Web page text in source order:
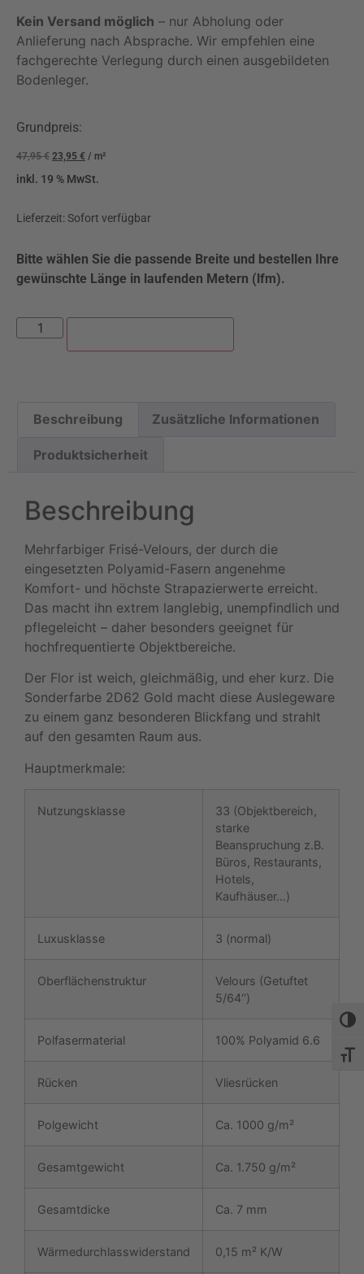
Kein Versand möglich – nur Abholung oder
Anlieferung nach Absprache. Wir empfehlen eine
fachgerechte Verlegung durch einen ausgebildeten
Bodenleger.
Grundpreis:
47,95€ 23,95 € / m²
inkl. 19 % MwSt.
Lieferzeit:Sofort verfügbar
Bitte wählen Sie die passende Breite und bestellen Ihre
gewünschte Länge in laufenden Metern (lfm).
Beschreibung Zusätzliche Informationen
Produktsicherheit
Beschreibung
Mehrfarbiger Frisé-Velours, der durch die
eingesetzten Polyamid-Fasern angenehme
Komfort- und höchste Strapazierwerte erreicht.
Das macht ihn extrem langlebig, unempfindlich und
pflegeleicht – daher besonders geeignet für
hochfrequentierte Objektbereiche.
Der Flor ist weich, gleichmäßig, und eher kurz. Die
Sonderfarbe 2D62 Gold macht diese Auslegeware
zu einem ganz besonderen Blickfang und strahlt
auf den gesamten Raum aus.
Hauptmerkmale:
Nutzungsklasse
33 (Objektbereich,
starke
Beanspruchung z.B.
Büros, Restaurants,
Hotels,
Kaufhäuser…)
Luxusklasse 3 (normal)
Oberflächenstruktur
Velours (Getuftet
5/64‘‘)
Polfasermaterial 100% Polyamid 6.6
Rücken Vliesrücken
Polgewicht Ca. 1000 g/m²
Gesamtgewicht Ca. 1.750 g/m²
Gesamtdicke Ca. 7 mm
Wärmedurchlasswiderstand 0,15 m² K/W